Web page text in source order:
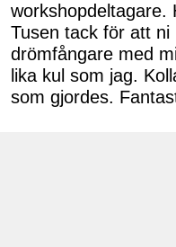
workshopdeltagare.
Tusen tack för att ni
drömfångare med
lika kul som jag.
som gjordes.